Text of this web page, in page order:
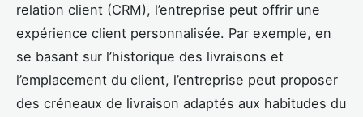
relation client (CRM), l’entreprise peut offrir une
expérience client personnalisée. Par exemple, en
se basant sur l’historique des livraisons et
l’emplacement du client, l’entreprise peut proposer
des créneaux de livraison adaptés aux habitudes du